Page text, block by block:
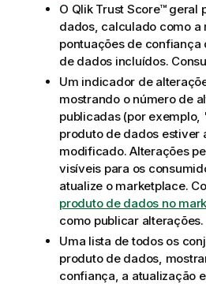
O Qlik Trust Score™ geral
dados, calculado como a
pontuações de confiança
de dados incluídos.
Um indicador de
mostrando o número de
publicadas (por
produto de dados estiver
modificado. Alterações
visíveis para os
atualize o marketplace.
produto de dados no
como publicar alterações.
Uma lista de todos os
produto de dados,
confiança, a atualização